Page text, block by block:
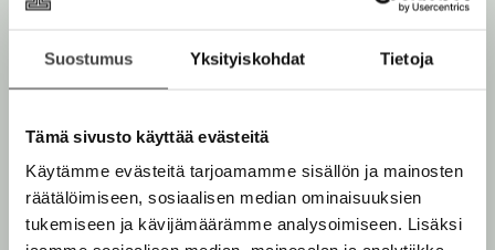
Suostumus Yksityiskohdat Tietoja
Tämä sivusto käyttää evästeitä
Käytämme evästeitä tarjoamamme sisällön ja mainosten
räätälöimiseen, sosiaalisen median ominaisuuksien
tukemiseen ja kävijämäärämme analysoimiseen. Lisäksi
u
n
ä
l
i
l
Osta teos
O
s
Kovakantinen kirja
K
i
K
u
Äänikirja
B
oE-kirja / epub2